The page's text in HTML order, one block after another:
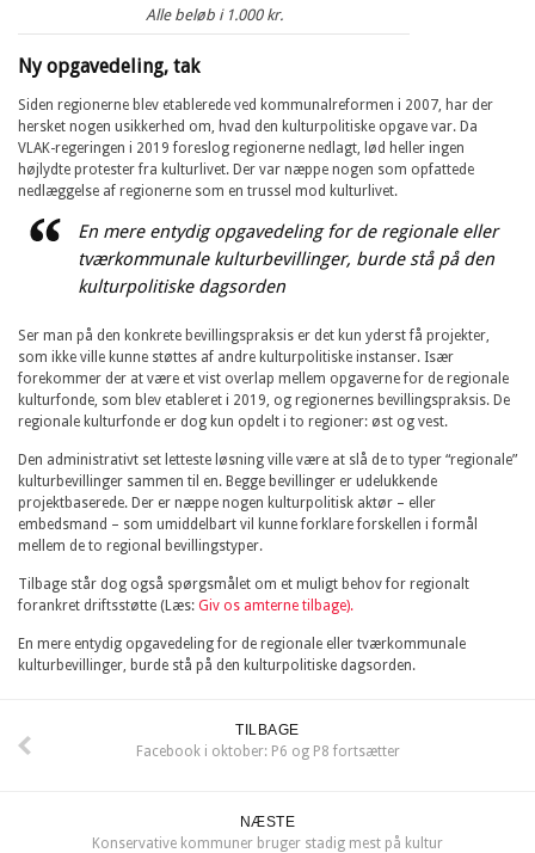
Alle beløb i 1.000 kr.
Ny opgavedeling, tak
Siden regionerne blev etablerede ved kommunalreformen i 2007, har der
hersket nogen usikkerhed om, hvad den kulturpolitiske opgave var. Da
VLAK-regeringen i 2019 foreslog regionerne nedlagt, lød heller ingen
højlydte protester fra kulturlivet. Der var næppe nogen som opfattede
nedlæggelse af regionerne som en trussel mod kulturlivet.
En mere entydig opgavedeling for de regionale eller
tværkommunale kulturbevillinger, burde stå på den
kulturpolitiske dagsorden
Ser man på den konkrete bevillingspraksis er det kun yderst få projekter,
som ikke ville kunne støttes af andre kulturpolitiske instanser. Især
forekommer der at være et vist overlap mellem opgaverne for de regionale
kulturfonde, som blev etableret i 2019, og regionernes bevillingspraksis. De
regionale kulturfonde er dog kun opdelt i to regioner: øst og vest.
Den administrativt set letteste løsning ville være at slå de to typer “regionale”
kulturbevillinger sammen til en. Begge bevillinger er udelukkende
projektbaserede. Der er næppe nogen kulturpolitisk aktør – eller
embedsmand – som umiddelbart vil kunne forklare forskellen i formål
mellem de to regional bevillingstyper.
Tilbage står dog også spørgsmålet om et muligt behov for regionalt
forankret driftsstøtte (Læs: Giv os amterne tilbage).
En mere entydig opgavedeling for de regionale eller tværkommunale
kulturbevillinger, burde stå på den kulturpolitiske dagsorden.
TILBAGE
Facebook i oktober: P6 og P8 fortsætter
NÆSTE
Konservative kommuner bruger stadig mest på kultur